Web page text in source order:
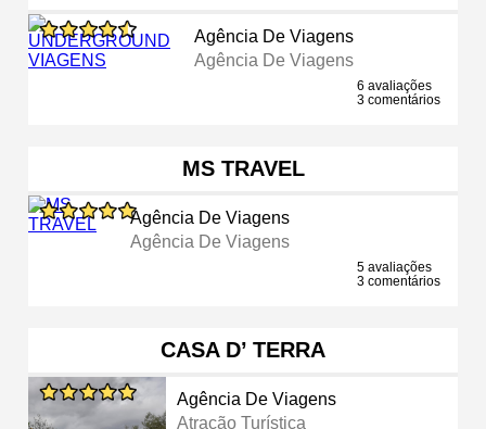
Agência De Viagens
Agência De Viagens
6 avaliações
3 comentários
MS TRAVEL
Agência De Viagens
Agência De Viagens
5 avaliações
3 comentários
CASA D’ TERRA
Agência De Viagens
Atração Turística